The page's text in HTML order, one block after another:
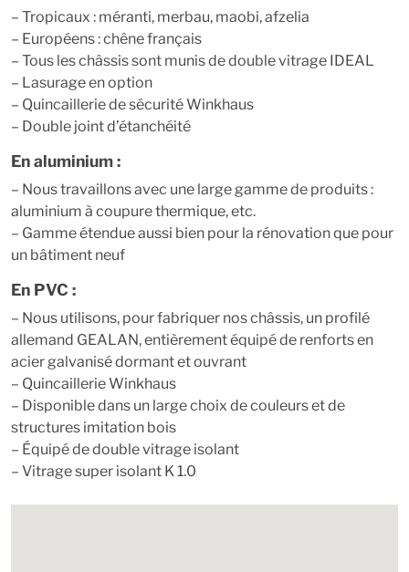
– Tropicaux : méranti, merbau, maobi, afzelia
– Européens : chêne français
– Tous les châssis sont munis de double vitrage IDEAL
– Lasurage en option
– Quincaillerie de sécurité Winkhaus
– Double joint d’étanchéité
En aluminium :
– Nous travaillons avec une large gamme de produits :
aluminium à coupure thermique, etc.
– Gamme étendue aussi bien pour la rénovation que pour
un bâtiment neuf
En PVC :
– Nous utilisons, pour fabriquer nos châssis, un profilé
allemand GEALAN, entièrement équipé de renforts en
acier galvanisé dormant et ouvrant
– Quincaillerie Winkhaus
– Disponible dans un large choix de couleurs et de
structures imitation bois
– Équipé de double vitrage isolant
– Vitrage super isolant K 1.0